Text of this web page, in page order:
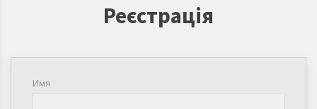
Реєстрація
Имя